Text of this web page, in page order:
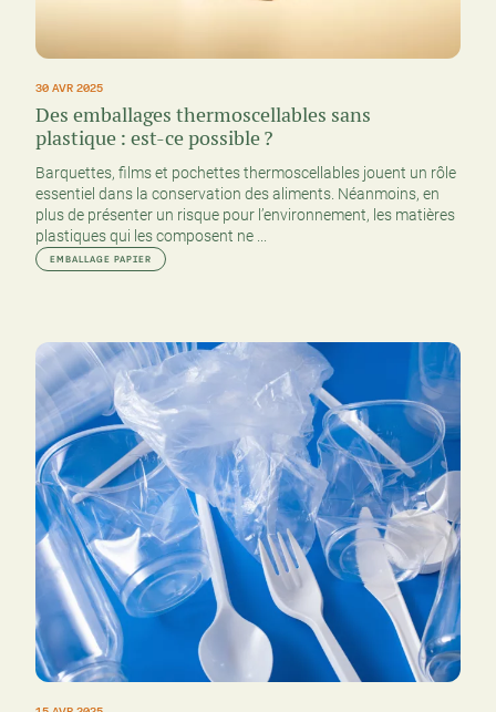
30 AVR 2025
Des emballages thermoscellables sans
plastique : est-ce possible ?
Barquettes, films et pochettes thermoscellables jouent un rôle
essentiel dans la conservation des aliments. Néanmoins, en
plus de présenter un risque pour l’environnement, les matières
plastiques qui les composent ne ...
EMBALLAGE PAPIER